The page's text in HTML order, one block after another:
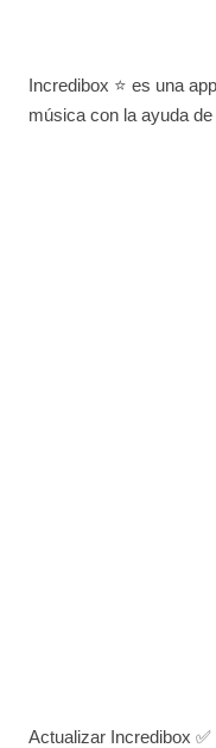
Incredibox ⭐ es una
música con la ayuda
Actualizar Incredibox